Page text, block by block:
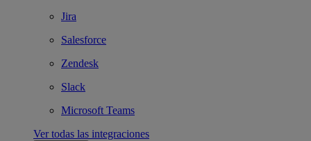
Jira
Salesforce
Zendesk
Slack
Microsoft Teams
Ver todas las integraciones